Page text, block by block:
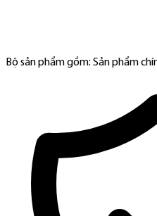
Bộ sản phẩm gồm: Sản phẩm